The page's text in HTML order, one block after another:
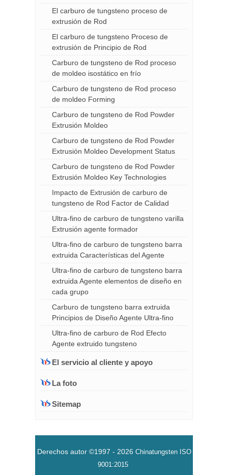
El carburo de tungsteno proceso de
extrusión de Rod
El carburo de tungsteno Proceso de
extrusión de Principio de Rod
Carburo de tungsteno de Rod proceso
de moldeo isostático en frío
Carburo de tungsteno de Rod proceso
de moldeo Forming
Carburo de tungsteno de Rod Powder
Extrusión Moldeo
Carburo de tungsteno de Rod Powder
Extrusión Moldeo Development Status
Carburo de tungsteno de Rod Powder
Extrusión Moldeo Key Technologies
Impacto de Extrusión de carburo de
tungsteno de Rod Factor de Calidad
Ultra-fino de carburo de tungsteno varilla
Extrusión agente formador
Ultra-fino de carburo de tungsteno barra
extruida Características del Agente
Ultra-fino de carburo de tungsteno barra
extruida Agente elementos de diseño en
cada grupo
Carburo de tungsteno barra extruida
Principios de Diseño Agente Ultra-fino
Ultra-fino de carburo de Rod Efecto
Agente extruido tungsteno
El servicio al cliente y apoyo
La foto
Sitemap
Derechos autor ©1997 - 2026 Chinatungsten ISO
9001:2015